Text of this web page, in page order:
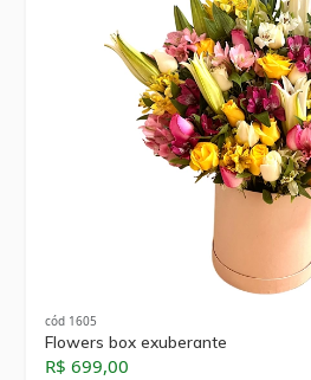
cód 1605
Flowers box exuberante
R$ 699,00